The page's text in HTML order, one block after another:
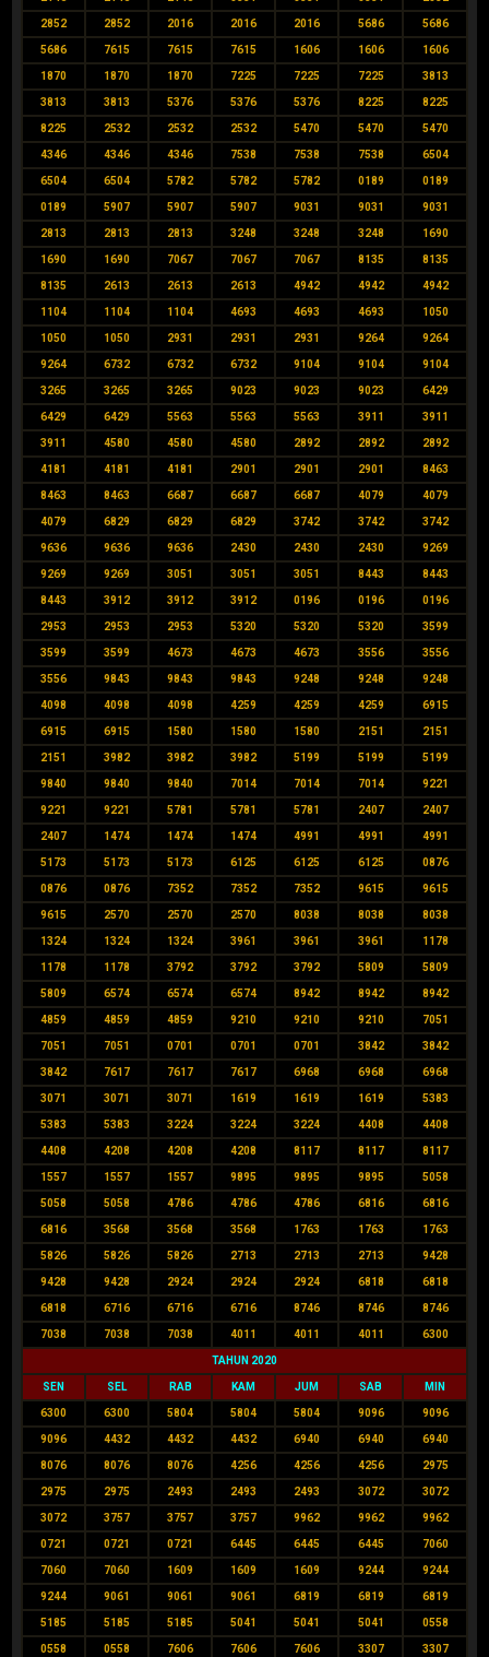
2852 2852 2016 2016 2016 5686 5686
5686 7615 7615 7615 1606 1606 1606
1870 1870 1870 7225 7225 7225 3813
3813 3813 5376 5376 5376 8225 8225
8225 2532 2532 2532 5470 5470 5470
4346 4346 4346 7538 7538 7538 6504
6504 6504 5782 5782 5782 0189 0189
0189 5907 5907 5907 9031 9031 9031
2813 2813 2813 3248 3248 3248 1690
1690 1690 7067 7067 7067 8135 8135
8135 2613 2613 2613 4942 4942 4942
1104 1104 1104 4693 4693 4693 1050
1050 1050 2931 2931 2931 9264 9264
9264 6732 6732 6732 9104 9104 9104
3265 3265 3265 9023 9023 9023 6429
6429 6429 5563 5563 5563 3911 3911
3911 4580 4580 4580 2892 2892 2892
4181 4181 4181 2901 2901 2901 8463
8463 8463 6687 6687 6687 4079 4079
4079 6829 6829 6829 3742 3742 3742
9636 9636 9636 2430 2430 2430 9269
9269 9269 3051 3051 3051 8443 8443
8443 3912 3912 3912 0196 0196 0196
2953 2953 2953 5320 5320 5320 3599
3599 3599 4673 4673 4673 3556 3556
3556 9843 9843 9843 9248 9248 9248
4098 4098 4098 4259 4259 4259 6915
6915 6915 1580 1580 1580 2151 2151
2151 3982 3982 3982 5199 5199 5199
9840 9840 9840 7014 7014 7014 9221
9221 9221 5781 5781 5781 2407 2407
2407 1474 1474 1474 4991 4991 4991
5173 5173 5173 6125 6125 6125 0876
0876 0876 7352 7352 7352 9615 9615
9615 2570 2570 2570 8038 8038 8038
1324 1324 1324 3961 3961 3961 1178
1178 1178 3792 3792 3792 5809 5809
5809 6574 6574 6574 8942 8942 8942
4859 4859 4859 9210 9210 9210 7051
7051 7051 0701 0701 0701 3842 3842
3842 7617 7617 7617 6968 6968 6968
3071 3071 3071 1619 1619 1619 5383
5383 5383 3224 3224 3224 4408 4408
4408 4208 4208 4208 8117 8117 8117
1557 1557 1557 9895 9895 9895 5058
5058 5058 4786 4786 4786 6816 6816
6816 3568 3568 3568 1763 1763 1763
5826 5826 5826 2713 2713 2713 9428
9428 9428 2924 2924 2924 6818 6818
6818 6716 6716 6716 8746 8746 8746
7038 7038 7038 4011 4011 4011 6300
TAHUN 2020
SEN SEL RAB KAM JUM SAB MIN
6300 6300 5804 5804 5804 9096 9096
9096 4432 4432 4432 6940 6940 6940
8076 8076 8076 4256 4256 4256 2975
2975 2975 2493 2493 2493 3072 3072
3072 3757 3757 3757 9962 9962 9962
0721 0721 0721 6445 6445 6445 7060
7060 7060 1609 1609 1609 9244 9244
9244 9061 9061 9061 6819 6819 6819
5185 5185 5185 5041 5041 5041 0558
0558 0558 7606 7606 7606 3307 3307